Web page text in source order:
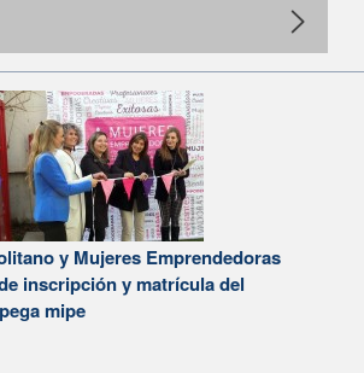
y Mujeres Emprendedoras
inscripción y matrícula del
mipe